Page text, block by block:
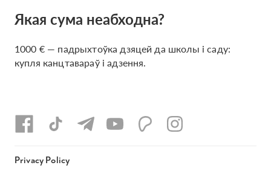
Якая сума неабходна?
1000 € — падрыхтоўка дзяцей да школы і саду:
купля канцтавараў і адзення.
Privacy Policy